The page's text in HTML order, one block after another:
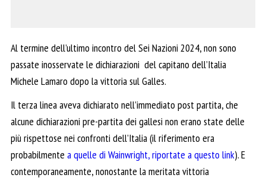
Al termine dell’ultimo incontro del Sei Nazioni 2024, non sono
passate inosservate le dichiarazioni del capitano dell’Italia
Michele Lamaro dopo la vittoria sul Galles.
Il terza linea aveva dichiarato nell’immediato post partita, che
alcune dichiarazioni pre-partita dei gallesi non erano state delle
più rispettose nei confronti dell’Italia (il riferimento era
probabilmente a quelle di Wainwright, riportate a questo link). E
contemporaneamente, nonostante la meritata vittoria